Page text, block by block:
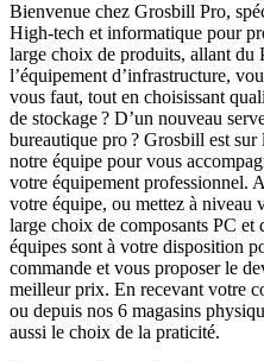
Bienvenue chez Grosbill Pro,
High-tech et informatique pour
large choix de produits, allant du
l’équipement d’infrastructure,
vous faut, tout en choisissant
de stockage ? D’un nouveau
bureautique pro ? Grosbill est sur
notre équipe pour vous
votre équipement professionnel.
votre équipe, ou mettez à niveau
large choix de composants PC et
équipes sont à votre disposition
commande et vous proposer le
meilleur prix. En recevant votre
ou depuis nos 6 magasins
aussi le choix de la praticité.